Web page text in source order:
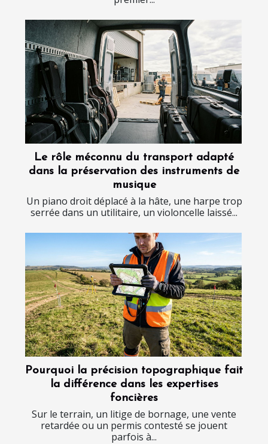
Le rôle méconnu du transport adapté
dans la préservation des instruments de
musique
Un piano droit déplacé à la hâte, une harpe trop
serrée dans un utilitaire, un violoncelle laissé...
Pourquoi la précision topographique fait
la différence dans les expertises
foncières
Sur le terrain, un litige de bornage, une vente
retardée ou un permis contesté se jouent
parfois à...